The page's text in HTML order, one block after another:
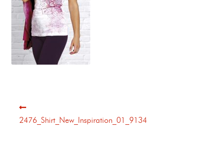
2476_Shirt_New_Inspiration_01_9134